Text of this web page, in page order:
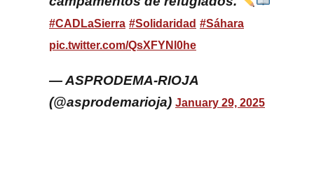
#CADLaSierra #Solidaridad #Sáhara
pic.twitter.com/QsXFYNl0he
— ASPRODEMA-RIOJA
(@asprodemarioja) January 29, 2025